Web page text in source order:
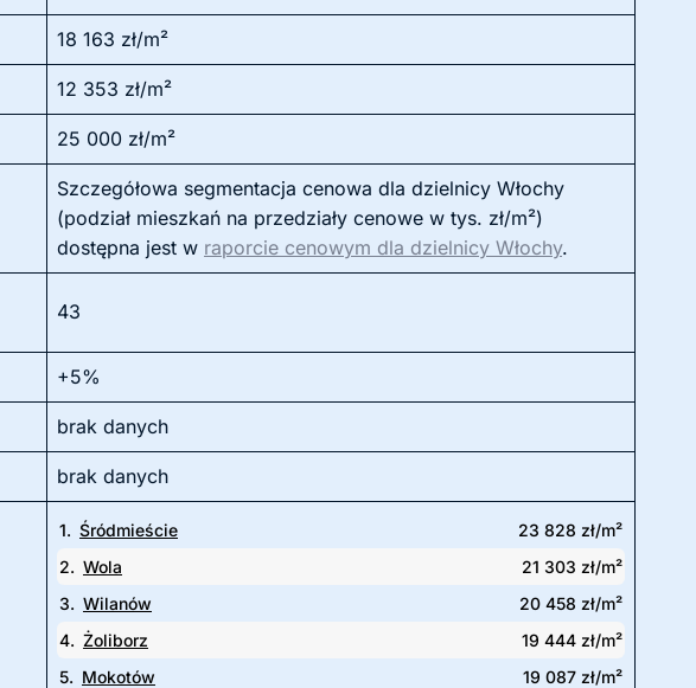
18 163 zł/m²
12 353 zł/m²
25 000 zł/m²
Szczegółowa segmentacja cenowa dla dzielnicy Włochy
(podział mieszkań na przedziały cenowe w tys. zł/m²)
dostępna jest w raporcie cenowym dla dzielnicy Włochy.
43
+5%
brak danych
brak danych
1. Śródmieście
23 828 zł/m²
2. Wola
21 303 zł/m²
3. Wilanów
20 458 zł/m²
4. Żoliborz
19 444 zł/m²
5. Mokotów
19 087 zł/m²